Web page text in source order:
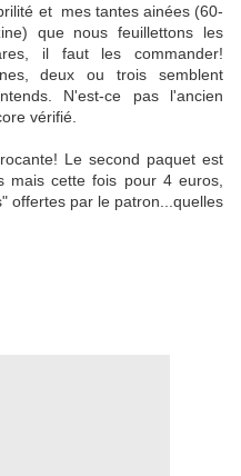
et mes tantes ainées (60-
que nous feuillettons les
il faut les commander!
deux ou trois semblent
N'est-ce pas l'ancien
vérifié.
Le second paquet est
mais cette fois pour 4 euros,
offertes par le patron...quelles